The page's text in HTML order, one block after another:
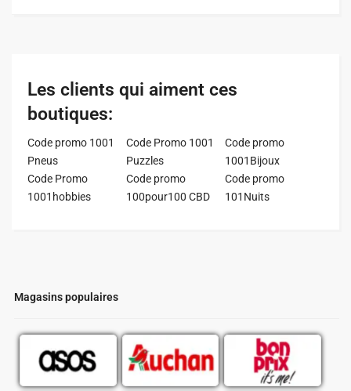
Magasins populaires
Les clients qui aiment ces
boutiques:
Code promo 1001
Pneus
Code Promo 1001
Puzzles
Code promo
1001Bijoux
Code Promo
1001hobbies
Code promo
100pour100 CBD
Code promo
101Nuits